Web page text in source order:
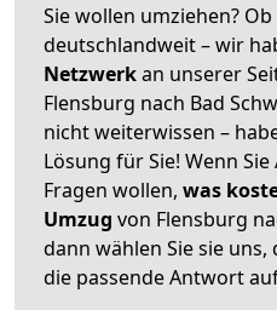
Sie wollen umziehen?
deutschlandweit – wir
Netzwerkan unserer
Flensburg nach Bad
nicht weiterwissen –
Lösung für Sie! Wenn
Fragen wollen, was
Umzug von Flensburg
dann wählen Sie sie
die passende Antwort